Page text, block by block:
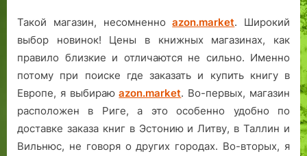
Такой магазин, несомненноazon.market. Широкий
выбор новинок! Цены в книжных магазинах, как
правило близкие и отличаются не сильно. Именно
потому при поиске где заказать и купить книгу в
Европе, я выбираюazon.market. Во-первых, магазин
расположен в Риге, а это особенно удобно по
доставке заказа книг в Эстонию и Литву, в Таллин и
Вильнюс, не говоря о других городах. Во-вторых, я